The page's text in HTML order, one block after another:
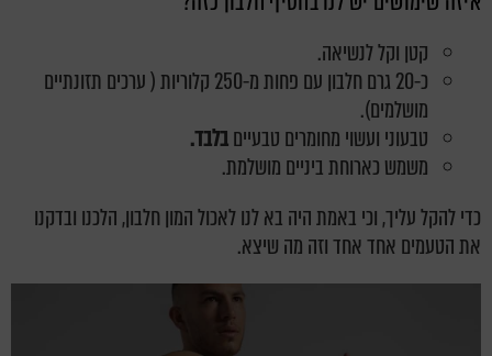
קטן וקל לנשיאה.
כ-20 גרם חלבון עם פחות מ-250 קלוריות ( ערכים תזונתיים
מושלמים).
טבעוני ועשוי מחומרים טבעייםבלבד.
משמש כארוחת ביניים מושלמת.
כדי להקל עליך, וכי באמת היה בא לנו לאכול המון חלבון, הלכנו ובדקנו
את הטעמים אחד אחד וזה מה שיצא.